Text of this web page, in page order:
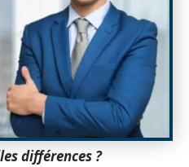
différences ?